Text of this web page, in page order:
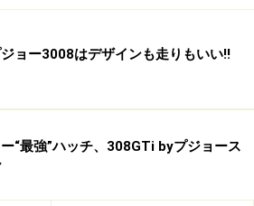
したインテリア。小径ステアリング
タルグラフィクスのメーターなどを
ナップは、デザイン性でまずは十
ョー3008はデザインも走りもいい!!
“最強”ハッチ、308GTi byプジョース